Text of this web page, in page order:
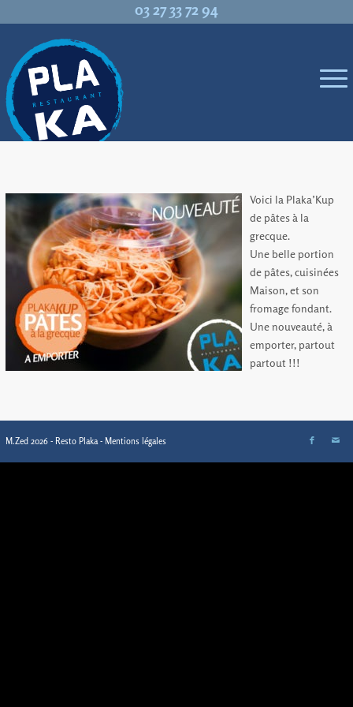
03 27 33 72 94
Voici la Plaka’Kup
de pâtes à la
grecque.
Une belle portion
de pâtes, cuisinées
Maison, et son
fromage fondant.
Une nouveauté, à
emporter, partout
partout !!!
M.Zed 2026 - Resto Plaka - Mentions légales